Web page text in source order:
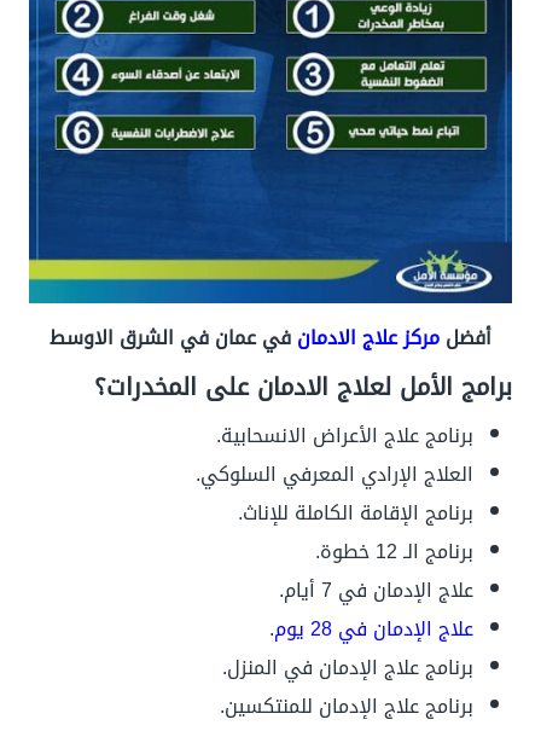
أفضلمركز علاج الادمانفي عمان في الشرق الاوسط
برامج الأمل لعلاج الادمان على المخدرات؟
برنامج علاج الأعراض الانسحابية.
العلاج الإرادي المعرفي السلوكي.
برنامج الإقامة الكاملة للإناث.
برنامج الـ 12 خطوة.
علاج الإدمان في 7 أيام.
علاج الإدمان في 28 يوم
.
برنامج علاج الإدمان في المنزل.
برنامج علاج الإدمان للمنتكسين.